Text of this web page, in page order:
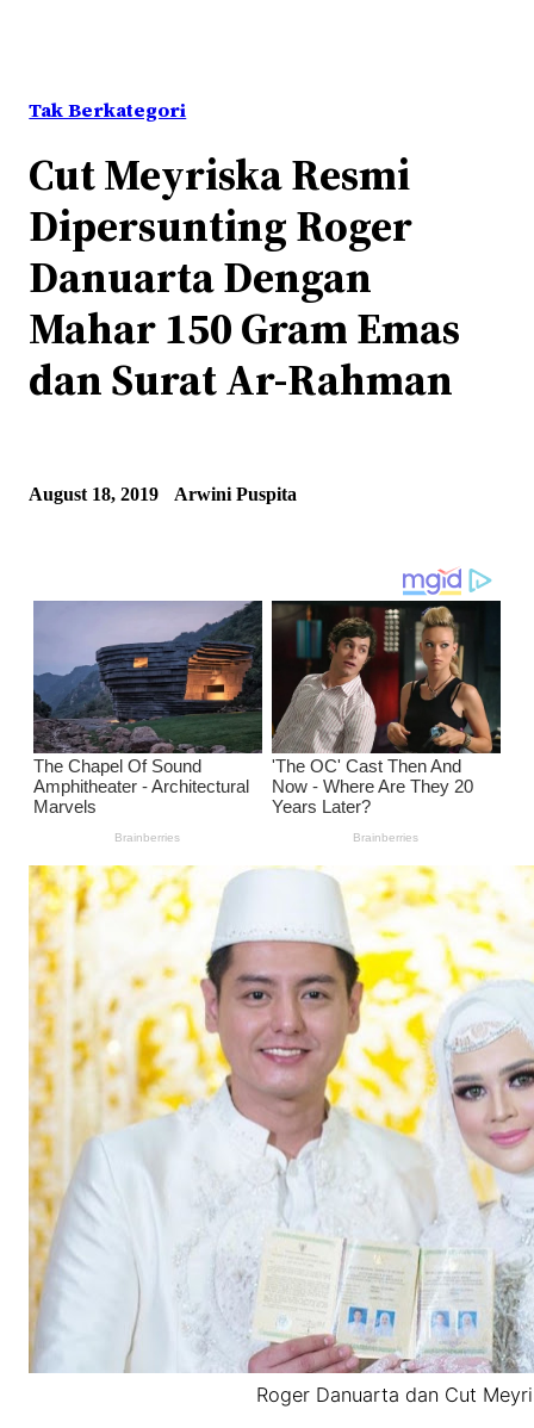
Tak Berkategori
Cut Meyriska Resmi
Dipersunting Roger
Danuarta Dengan
Mahar 150 Gram Emas
dan Surat Ar-Rahman
August 18, 2019 Arwini Puspita
Roger Danuarta dan Cut